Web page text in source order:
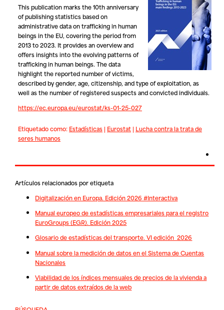
This publication marks the 10th anniversary
of publishing statistics based on
administrative data on trafficking in human
beings in the EU, covering the period from
2013 to 2023. It provides an overview and
offers insights into the evolving patterns of
trafficking in human beings. The data
highlight the reported number of victims,
described by gender, age, citizenship, and type of exploitation, as
well as the number of registered suspects and convicted individuals.
https://ec.europa.eu/eurostat/ks-01-25-027
Etiquetado como: Estadísticas| Eurostat| Lucha contra la trata de
seres humanos
Artículos relacionados por etiqueta
Digitalización en Europa. Edición 2026 #Interactiva
Manual europeo de estadísticas empresariales para el registro
EuroGroups (EGR). Edición 2025
Glosario de estadísticas del transporte. VI edición 2026
Manual sobre la medición de datos en el Sistema de Cuentas
Nacionales
Viabilidad de los índices mensuales de precios de la vivienda a
partir de datos extraídos de la web